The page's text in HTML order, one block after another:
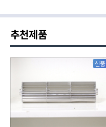
추천제품
신품